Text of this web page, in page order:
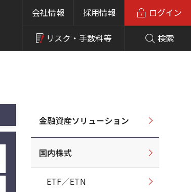
会社情報 採用情報
リスク・ 手数料等 検索
ログイン
金融資産ソリューション
国内株式
ETF／ETN